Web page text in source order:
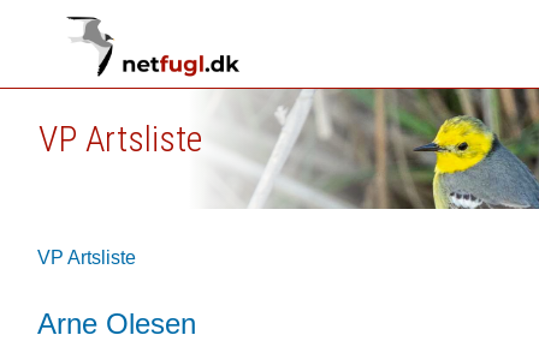
VP Artsliste
VP Artsliste
Arne Olesen